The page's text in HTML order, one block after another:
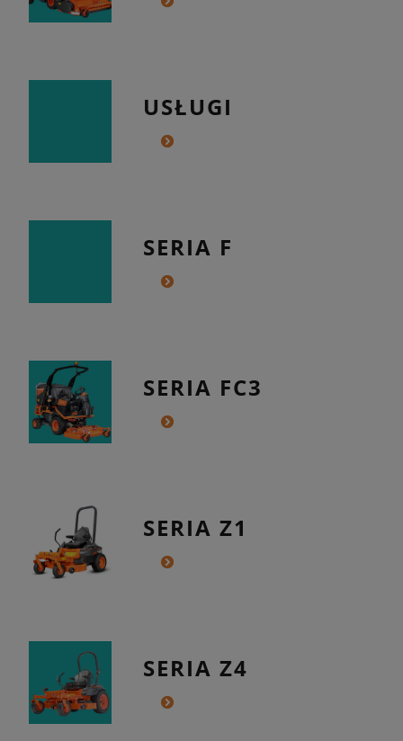
USŁUGI
SERIA F
SERIA FC3
SERIA Z1
SERIA Z4